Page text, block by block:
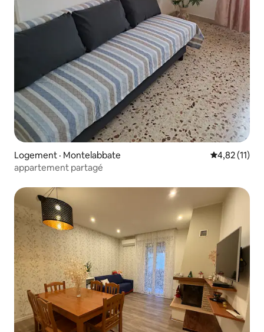
Logement · Montelabbate Note
4,82 (11)
appartement partagé